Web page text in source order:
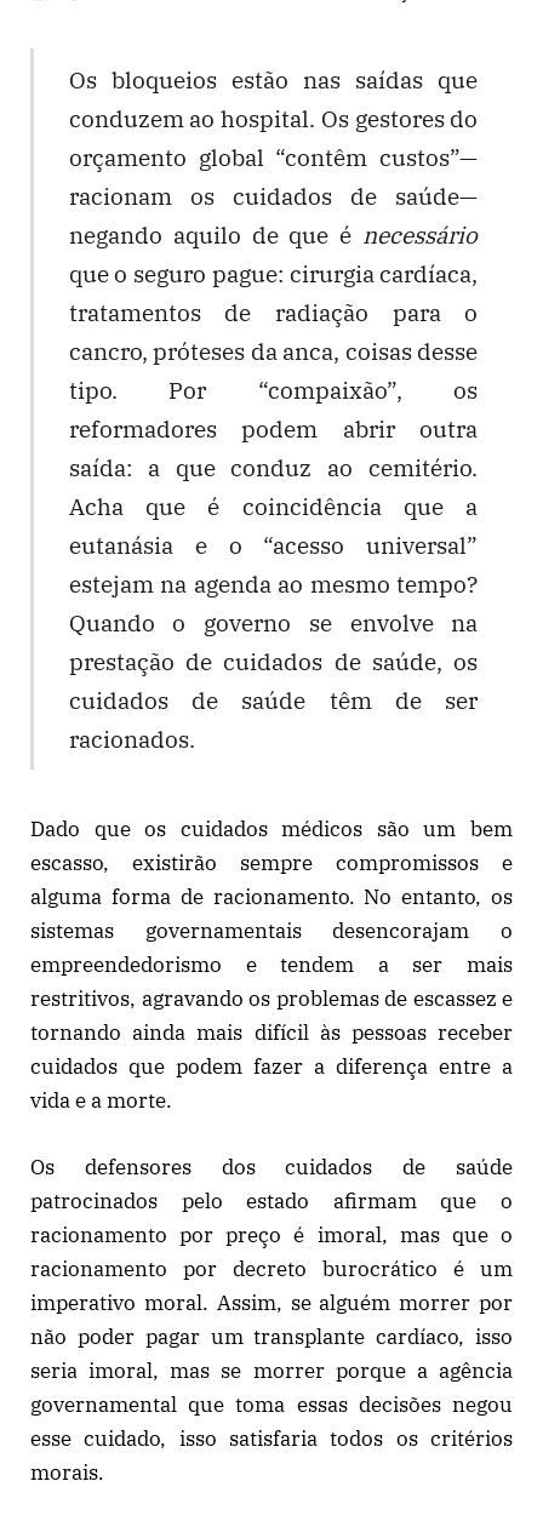
Os bloqueios estão nas saídas que
conduzem ao hospital. Os gestores do
orçamento global “contêm custos”—
racionam os cuidados de saúde—
negando aquilo de que é necessário
que o seguro pague: cirurgia cardíaca,
tratamentos de radiação para o
cancro, próteses da anca, coisas desse
tipo. Por “compaixão”, os
reformadores podem abrir outra
saída: a que conduz ao cemitério.
Acha que é coincidência que a
eutanásia e o “acesso universal”
estejam na agenda ao mesmo tempo?
Quando o governo se envolve na
prestação de cuidados de saúde, os
cuidados de saúde têm de ser
racionados.
Dado que os cuidados médicos são um bem
escasso, existirão sempre compromissos e
alguma forma de racionamento. No entanto, os
sistemas governamentais desencorajam o
empreendedorismo e tendem a ser mais
restritivos, agravando os problemas de escassez e
tornando ainda mais difícil às pessoas receber
cuidados que podem fazer a diferença entre a
vida e a morte.
Os defensores dos cuidados de saúde
patrocinados pelo estado afirmam que o
racionamento por preço é imoral, mas que o
racionamento por decreto burocrático é um
imperativo moral. Assim, se alguém morrer por
não poder pagar um transplante cardíaco, isso
seria imoral, mas se morrer porque a agência
governamental que toma essas decisões negou
esse cuidado, isso satisfaria todos os critérios
morais.